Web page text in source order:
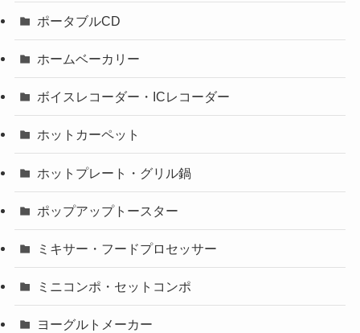
ポータブルCD
ホームベーカリー
ボイスレコーダー・ICレコーダー
ホットカーペット
ホットプレート・グリル鍋
ポップアップトースター
ミキサー・フードプロセッサー
ミニコンポ・セットコンポ
ヨーグルトメーカー